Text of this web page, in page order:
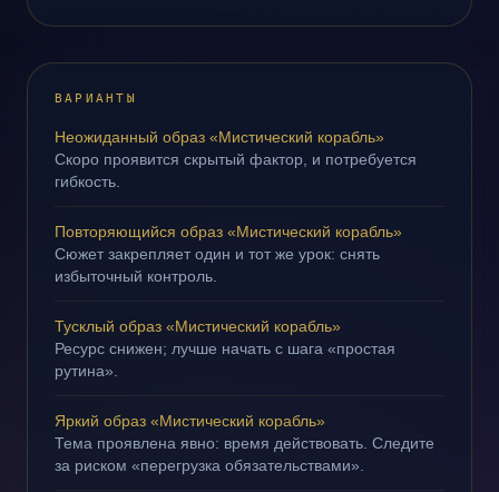
ВАРИАНТЫ
Неожиданный образ «Мистический корабль»
Скоро проявится скрытый фактор, и потребуется
гибкость.
Повторяющийся образ «Мистический корабль»
Сюжет закрепляет один и тот же урок: снять
избыточный контроль.
Тусклый образ «Мистический корабль»
Ресурс снижен; лучше начать с шага «простая
рутина».
Яркий образ «Мистический корабль»
Тема проявлена явно: время действовать. Следите
за риском «перегрузка обязательствами».